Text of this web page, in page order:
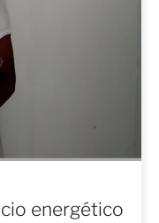
energético